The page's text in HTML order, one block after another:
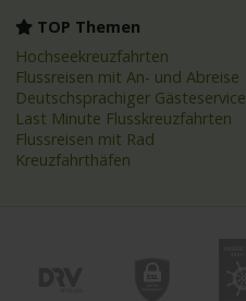
TOP Themen
Hochseekreuzfahrten
Flussreisen mit An- und Abreise
Deutschsprachiger Gästeservice
Last Minute Flusskreuzfahrten
Flussreisen mit Rad
Kreuzfahrthäfen